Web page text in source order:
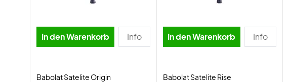
In den Warenkorb Info
Babolat Satelite Origin
In den Warenkorb Info
Babolat Satelite Rise